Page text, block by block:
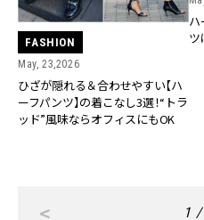
FASHION
May, 23,2026
ひざが隠れる＆合わせやすい【ハ
ーフパンツ】の着こなし3選！“トラ
ッド”風味ならオフィスにもOK
ハ
ツ
< 1